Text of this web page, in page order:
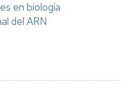
en biología
del ARN